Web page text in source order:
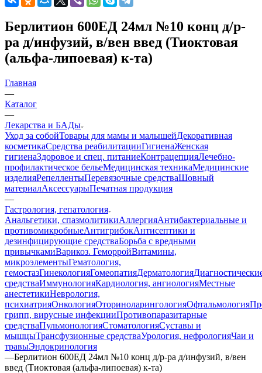
Берлитион 600ЕД 24мл №10 конц д/р-
ра д/инфузий, в/вен введ (Тиоктовая
(альфа-липоевая) к-та)
Главная
—
Каталог
—
Лекарства и БАДы
Уход за собойТовары для мамы и малышейДекоративная
косметикаСредства реабилитацииГигиенаЖенская
гигиенаЗдоровое и спец. питаниеКонтрацепцияЛечебно-
профилактическое бельеМедицинская техникаМедицинские
изделияРепеллентыПеревязочные средстваШовный
материалАксессуарыПечатная продукция
—
Гастрология, гепатология
Анальгетики, спазмолитикиАллергияАнтибактериальные и
противомикробныеАнтигрибокАнтисептики и
дезинфицирующие средстваБорьба с вредными
привычкамиВарикоз. ГеморройВитамины,
микроэлементыГематология,
гемостазГинекологияГомеопатияДерматология
средстваИммунологияКардиология, ангиологияМестные
анестетикиНеврология,
психиатрияОнкологияОториноларингологияОфтальмология
грипп, вирусные инфекцииПротивопаразитарные
средстваПульмонологияСтоматологияСуставы и
мышцыТрансфузионные средстваУрология, нефрологияЧаи и
травыЭндокринология
—Берлитион 600ЕД 24мл №10 конц д/р-ра д/инфузий, в/вен
введ (Тиоктовая (альфа-липоевая) к-та)